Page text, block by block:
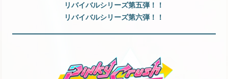
リバイバルシリーズ第五弾！！
リバイバルシリーズ第六弾！！